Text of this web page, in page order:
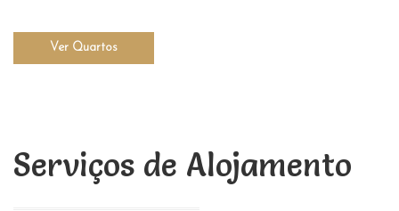
Ver Quartos
Serviços de Alojamento